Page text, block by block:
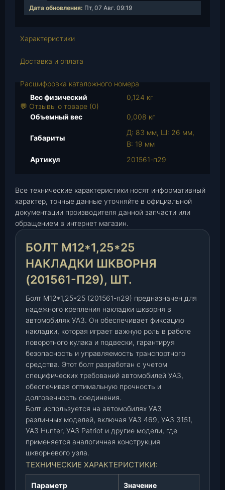
в
т
в
р
*
1
,
2
*
2
н
а
к
л
а
к
в
о
р
н
я
(
Дата обновления: Пт, 07 Авг. 09:19
Характеристики
Доставка и оплата
Расшифровка каталожного номера
💬 Отзывы о товаре (0)
Вес физический 0,124 кг
Объемный вес 0,008 кг
Габариты
Д: 83 мм, Ш: 26 мм,
В: 19 мм
Артикул
201561-п29
Все технические характеристики носят информативный
характер, точные данные уточняйте в официальной
документации производителя данной запчасти или
обращением в интернет магазин.
БОЛТ М12*1,25*25
НАКЛАДКИ ШКВОРНЯ
(201561-П29), ШТ.
Болт М12*1,25*25 (201561-п29) предназначен для
надежного крепления накладки шкворня в
автомобилях УАЗ. Он обеспечивает фиксацию
накладки, которая играет важную роль в работе
поворотного кулака и подвески, гарантируя
безопасность и управляемость транспортного
средства. Этот болт разработан с учетом
специфических требований автомобилей УАЗ,
обеспечивая оптимальную прочность и
долговечность соединения.
Болт используется на автомобилях УАЗ
различных моделей, включая УАЗ 469, УАЗ 3151,
УАЗ Hunter, УАЗ Patriot и другие модели, где
применяется аналогичная конструкция
шкворневого узла.
ТЕХНИЧЕСКИЕ ХАРАКТЕРИСТИКИ:
Параметр Значение